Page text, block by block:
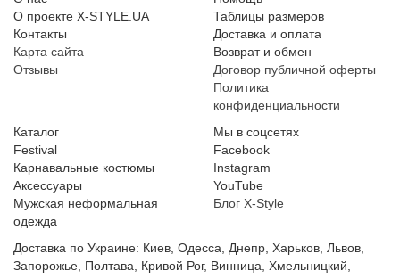
О проекте X-STYLE.UA
Контакты
Карта сайта
Отзывы
Таблицы размеров
Доставка и оплата
Возврат и обмен
Договор публичной оферты
Политика
конфиденциальности
Каталог
Festival
Карнавальные костюмы
Аксессуары
Мужская неформальная
одежда
Мы в соцсетях
Facebook
Instagram
YouTube
Блог X-Style
Доставка по Украине: Киев, Одесса, Днепр, Харьков, Львов,
Запорожье, Полтава, Кривой Рог, Винница, Хмельницкий,